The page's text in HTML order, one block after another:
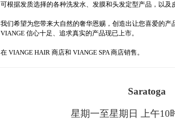
可根据发质选择的各种洗发水、发膜和头发定型产品，以及
我们希望为您带来大自然的奢华恩赐，创造出让您喜爱的产
VIANGE 信心十足、追求真实的产品现已上市。
在 VIANGE HAIR 商店和 VIANGE SPA 商店销售。
Saratoga
星期一至星期日 上午10